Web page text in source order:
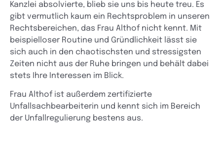
Kanzlei absolvierte, blieb sie uns bis heute treu. Es
gibt vermutlich kaum ein Rechtsproblem in unseren
Rechtsbereichen, das Frau Althof nicht kennt. Mit
beispielloser Routine und Gründlichkeit lässt sie
sich auch in den chaotischsten und stressigsten
Zeiten nicht aus der Ruhe bringen und behält dabei
stets Ihre Interessen im Blick.
Frau Althof ist außerdem zertifizierte
Unfallsachbearbeiterin und kennt sich im Bereich
der Unfallregulierung bestens aus.